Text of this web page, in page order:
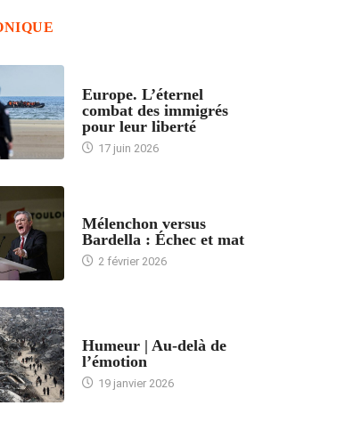
Europe. L’éternel
combat des immigrés
pour leur liberté
17 juin 2026
Mélenchon versus
Bardella : Échec et mat
2 février 2026
Humeur | Au-delà de
l’émotion
19 janvier 2026